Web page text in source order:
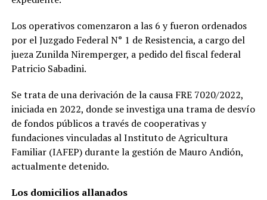
Los operativos comenzaron a las 6 y fueron ordenados
por el Juzgado Federal N° 1 de Resistencia, a cargo del
jueza Zunilda Niremperger, a pedido del fiscal federal
Patricio Sabadini.
Se trata de una derivación de la causa FRE 7020/2022,
iniciada en 2022, donde se investiga una trama de desvío
de fondos públicos a través de cooperativas y
fundaciones vinculadas al Instituto de Agricultura
Familiar (IAFEP) durante la gestión de Mauro Andión,
actualmente detenido.
Los domicilios allanados